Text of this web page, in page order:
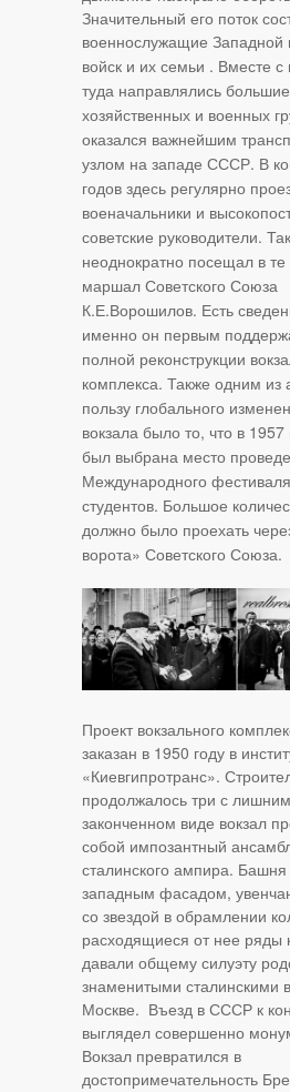
Значительный его поток
военнослужащие Западной
войск и их семьи . Вместе
туда направлялись
хозяйственных и военных
оказался важнейшим
узлом на западе СССР. В
годов здесь регулярно
военачальники и
советские руководители.
неоднократно посещал в
маршал Советского Союза
К.Е.Ворошилов. Есть
именно он первым
полной реконструкции
комплекса. Также одним из
пользу глобального
вокзала было то, что в 1957
был выбрана место
Международного
студентов. Большое
должно было проехать
ворота» Советского Союза.
Проект вокзального
заказан в 1950 году в
«Киевгипротранс».
продолжалось три с
законченном виде вокзал
собой импозантный
сталинского ампира.
западным фасадом,
со звездой в обрамлении
расходящиеся от нее ряды
давали общему силуэту
знаменитыми сталинскими
Москве. Въезд в СССР к
выглядел совершенно
Вокзал превратился в
достопримечательность